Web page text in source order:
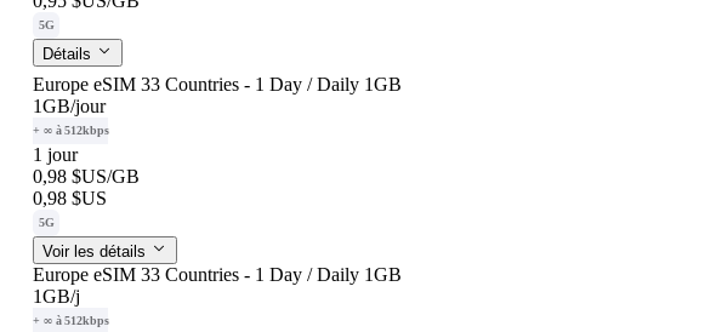
5G
Détails
Europe eSIM 33 Countries - 1 Day / Daily 1GB
1GB/jour
+ ∞ à 512kbps
1 jour
0,98 $US/GB
0,98 $US
5G
Voir les détails
Europe eSIM 33 Countries - 1 Day / Daily 1GB
1GB/j
+ ∞ à 512kbps